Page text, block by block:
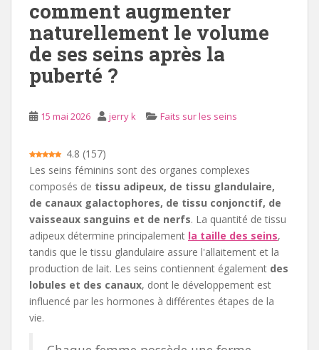
comment augmenter
naturellement le volume
de ses seins après la
puberté ?
15 mai 2026 jerry k Faits sur les seins
4.8 (157)
Les seins féminins sont des organes complexes
composés de tissu adipeux, de tissu glandulaire,
de canaux galactophores, de tissu conjonctif, de
vaisseaux sanguins et de nerfs. La quantité de tissu
adipeux détermine principalement la taille des seins,
tandis que le tissu glandulaire assure l'allaitement et la
production de lait. Les seins contiennent également des
lobules et des canaux, dont le développement est
influencé par les hormones à différentes étapes de la
vie.